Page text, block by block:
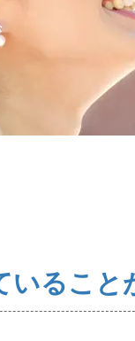
料金・入会案内
ること